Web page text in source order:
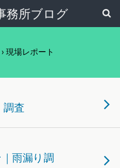
務所ブログ
現場レポート
査
雨漏り調